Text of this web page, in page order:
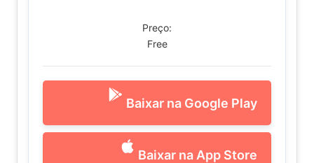
Preço:
Free
Baixar na Google Play
Baixar na App Store